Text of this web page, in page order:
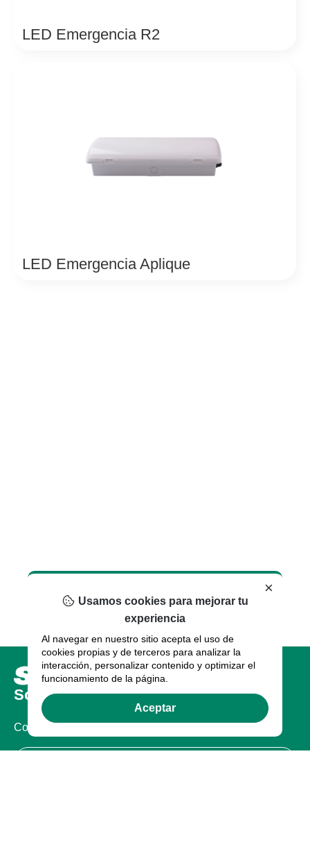
LED Emergencia R2
LED Emergencia Aplique
Sobre nosotros
Compañia
×
Usamos cookies para mejorar tu
experiencia
Al navegar en nuestro sitio acepta el uso de
cookies propias y de terceros para analizar la
interacción, personalizar contenido y optimizar el
funcionamiento de la página.
Aceptar